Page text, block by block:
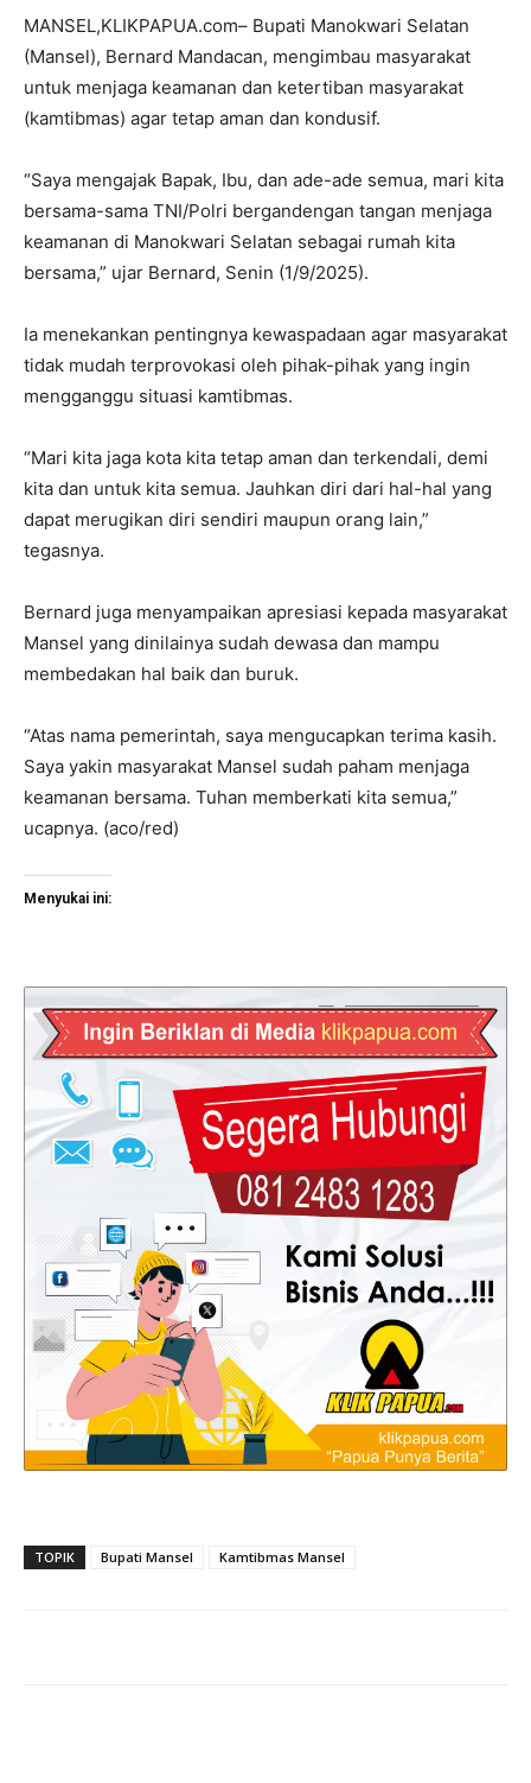
MANSEL,KLIKPAPUA.com– Bupati Manokwari Selatan
(Mansel), Bernard Mandacan, mengimbau masyarakat
untuk menjaga keamanan dan ketertiban masyarakat
(kamtibmas) agar tetap aman dan kondusif.
“Saya mengajak Bapak, Ibu, dan ade-ade semua, mari kita
bersama-sama TNI/Polri bergandengan tangan menjaga
keamanan di Manokwari Selatan sebagai rumah kita
bersama,” ujar Bernard, Senin (1/9/2025).
Ia menekankan pentingnya kewaspadaan agar masyarakat
tidak mudah terprovokasi oleh pihak-pihak yang ingin
mengganggu situasi kamtibmas.
“Mari kita jaga kota kita tetap aman dan terkendali, demi
kita dan untuk kita semua. Jauhkan diri dari hal-hal yang
dapat merugikan diri sendiri maupun orang lain,”
tegasnya.
Bernard juga menyampaikan apresiasi kepada masyarakat
Mansel yang dinilainya sudah dewasa dan mampu
membedakan hal baik dan buruk.
“Atas nama pemerintah, saya mengucapkan terima kasih.
Saya yakin masyarakat Mansel sudah paham menjaga
keamanan bersama. Tuhan memberkati kita semua,”
ucapnya. (aco/red)
Menyukai ini:
TOPIK Bupati Mansel Kamtibmas Mansel